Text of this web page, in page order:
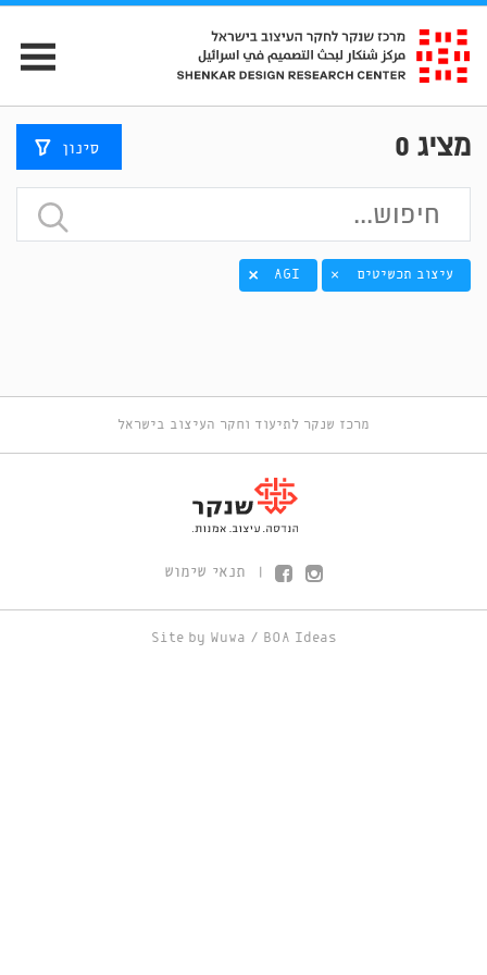
מציג 0 סינון
עיצוב תכשיטים ×
AGI
מרכז שנקר לתיעוד וחקר העיצוב בישראל
תנאי שימוש
Site by Wuwa / BOA Ideas